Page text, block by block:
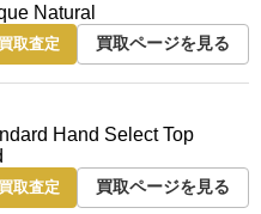
Natural
取査定 買取ページを見る
Hand Select Top
取査定 買取ページを見る